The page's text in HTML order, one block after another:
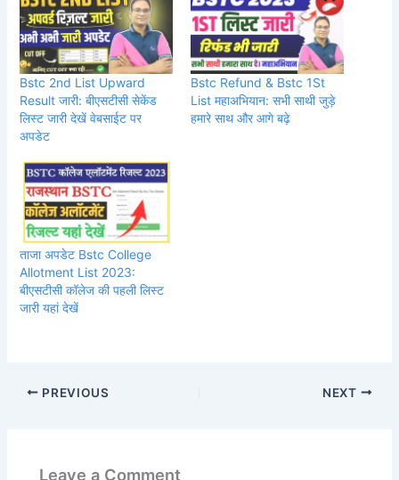
Bstc 2nd List Upward
Result जारी: बीएसटीसी सेकेंड
लिस्ट जारी देखें वेबसाईट पर
अपडेट
Bstc Refund & Bstc 1St
List महाअभियान: सभी साथी जुड़े
हमारे साथ और आगे बढ़े
ताजा अपडेट Bstc College
Allotment List 2023:
बीएसटीसी कॉलेज की पहली लिस्ट
जारी यहां देखें
PREVIOUS NEXT
Leave a Comment